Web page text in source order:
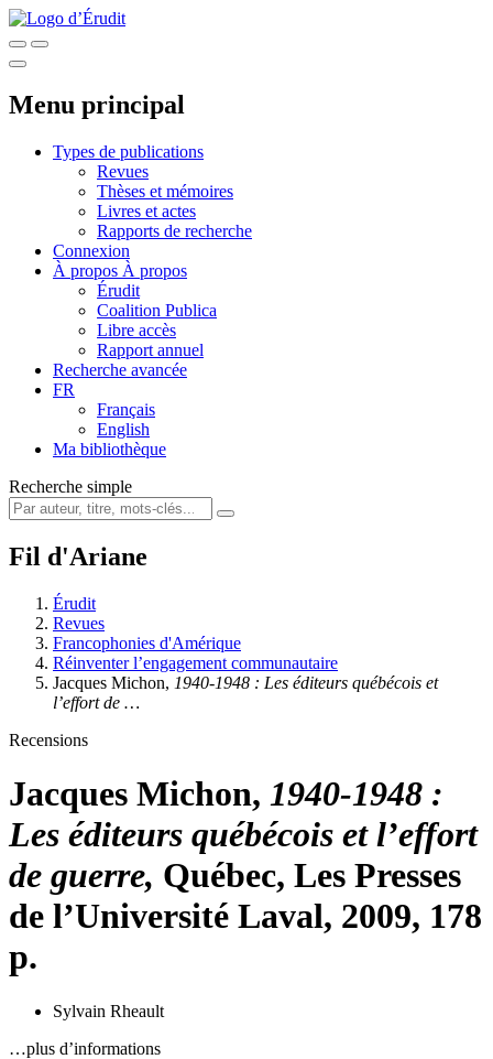
Menu principal
Types de publications
Revues
Thèses et mémoires
Livres et actes
Rapports de recherche
Connexion
À propos À propos
Érudit
Coalition Publica
Libre accès
Rapport annuel
Recherche avancée
FR
Français
English
Ma bibliothèque
Recherche simple
Fil d'Ariane
Érudit
Revues
Francophonies d'Amérique
Réinventer l’engagement communautaire
Jacques Michon, 1940-1948 : Les éditeurs québécois et
l’effort de …
Recensions
Jacques Michon, 1940-1948 :
Les éditeurs québécois et l’effort
de guerre, Québec, Les Presses
de l’Université Laval, 2009, 178
p.
Sylvain Rheault
…plus d’informations